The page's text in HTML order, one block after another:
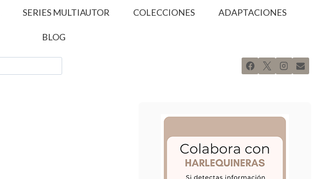
SERIES MULTIAUTOR COLECCIONES ADAPTACIONES
BLOG